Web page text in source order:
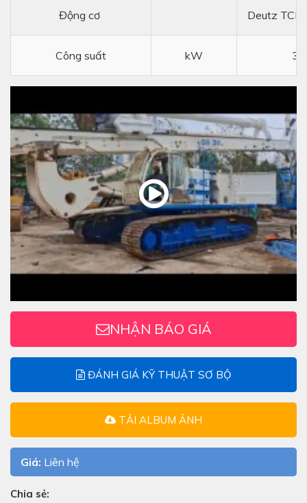
Động cơ Deutz
Công suất kW
NHẬN BÁO GIÁ
ĐÁNH GIÁ KỸ THUẬT SƠ BỘ
TẢI ALBUM ẢNH
Giá: Liên hệ
Chia sẻ: